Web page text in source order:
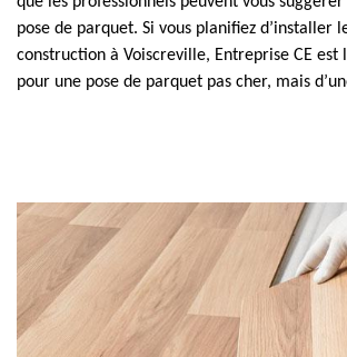
pose de parquet. Si vous planifiez d’installer
construction à Voiscreville, Entreprise CE est
pour une pose de parquet pas cher, mais